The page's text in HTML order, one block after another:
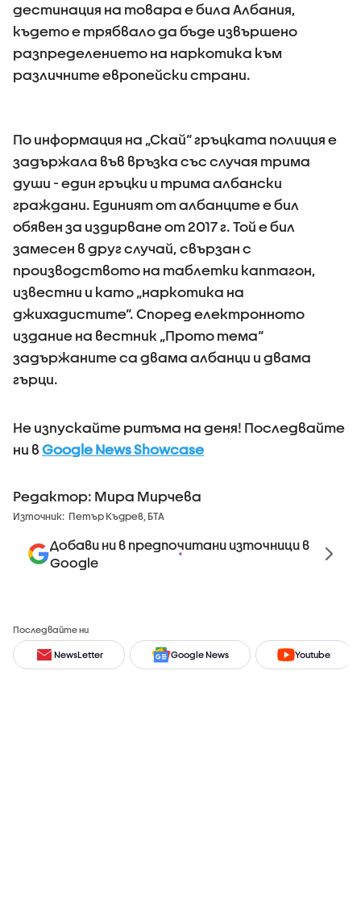
дестинация на товара е била Албания,
където е трябвало да бъде извършено
разпределението на наркотика към
различните европейски страни.
По информация на „Скай“ гръцката полиция е
задържала във връзка със случая трима
души - един гръцки и трима албански
граждани. Единият от албанците е бил
обявен за издирване от 2017 г. Той е бил
замесен в друг случай, свързан с
производството на таблетки каптагон,
известни и като „наркотика на
джихадистите“. Според електронното
издание на вестник „Прото тема“
задържаните са двама албанци и двама
гърци.
Не изпускайте ритъма на деня! Последвайте
ни в Google News Showcase
Редактор: Мира Мирчева
Източник: Петър Къдрев, БТА
Добави ни в предпочитани източници в
Google
Последвайте ни
NewsLetter Google News Youtube